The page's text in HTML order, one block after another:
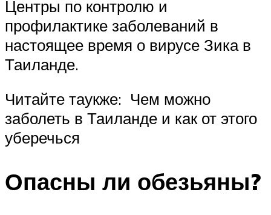
Центры по контролю и
профилактике заболеваний в
настоящее время о вирусе Зика в
Таиланде.
Читайте таукже: Чем можно
заболеть в Таиланде и как от этого
уберечься
Опасны ли обезьяны?